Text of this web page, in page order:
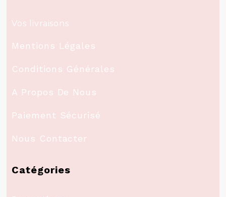
Vos livraisons
Mentions Légales
Conditions Générales
A Propos De Nous
Paiement Sécurisé
Nous Contacter
Catégories